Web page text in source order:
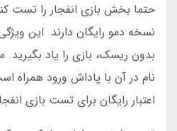
حتما بخش بازی انفجار را تست
نسخه دمو رایگان دارند. این
بدون ریسک، بازی را یاد بگیرید.
اعتبار رایگان برای تست بازی